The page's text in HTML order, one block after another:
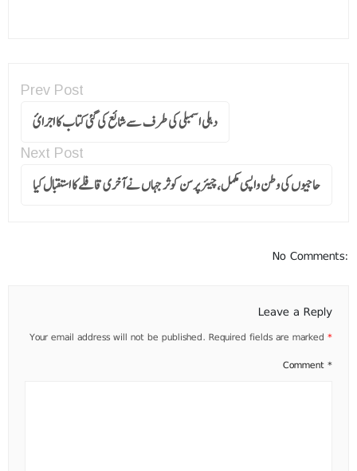
Prev Post
دہلی اسمبلی کی طرف سے شائع کی گئی کتاب کا اجرائ
Next Post
حاجیوں کی وطن واپسی مکمل،چیئر پرسن کوثر جہاں نے آخری قافلے کا استقبال کیا
No Comments:
Leave a Reply
Your email address will not be published. Required fields are marked *
Comment *